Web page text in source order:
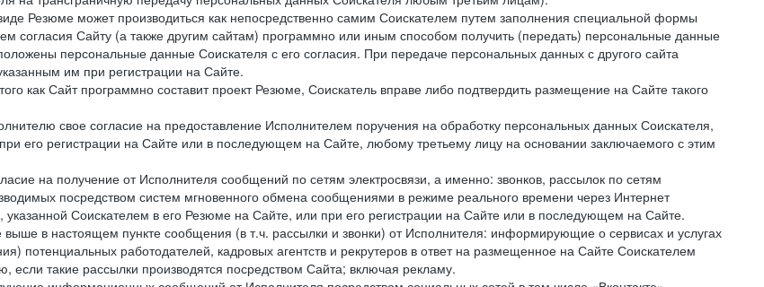
Резюме может производиться как непосредственно самим Соискателем путем заполнения специальной формы
согласия Сайту (а также другим сайтам) программно или иным способом получить (передать) персональные данные
персональные данные Соискателя с его согласия. При передаче персональных данных с другого сайта
им при регистрации на Сайте.
как Сайт программно составит проект Резюме, Соискатель вправе либо подтвердить размещение на Сайте такого
свое согласие на предоставление Исполнителем поручения на обработку персональных данных Соискателя,
его регистрации на Сайте или в последующем на Сайте, любому третьему лицу на основании заключаемого с этим
на получение от Исполнителя сообщений по сетям электросвязи, а именно: звонков, рассылок по сетям
посредством систем мгновенного обмена сообщениями в режиме реального времени через Интернет
Соискателем в его Резюме на Сайте, или при его регистрации на Сайте или в последующем на Сайте.
в настоящем пункте сообщения (в т.ч. рассылки и звонки) от Исполнителя: информирующие о сервисах и услугах
потенциальных работодателей, кадровых агентств и рекрутеров в ответ на размещенное на Сайте Соискателем
такие рассылки производятся посредством Сайта; включая рекламу.